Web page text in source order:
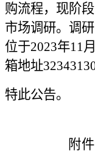
购流程，现阶
市场调研。调
位于2023年11月
箱地址
特此公告。
附件